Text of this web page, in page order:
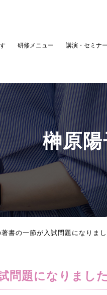
研修メニュー 講演・セミナー
榊原
書の一節が入試問題になりま
問題になりました